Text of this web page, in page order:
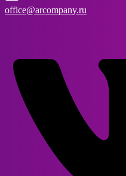
office@arcompany.ru